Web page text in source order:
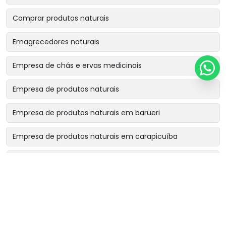
Comprar produtos naturais
Emagrecedores naturais
Empresa de chás e ervas medicinais
Empresa de produtos naturais
Empresa de produtos naturais em barueri
Empresa de produtos naturais em carapicuíba